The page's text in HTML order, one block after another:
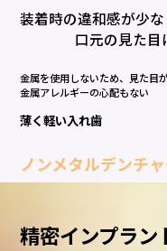
装着時の違和感が少な
口元の見た目
金属を使用しないため、見た目が
金属アレルギーの心配もない
薄く軽い入れ歯
ノンメタルデンチ
精密インプラン